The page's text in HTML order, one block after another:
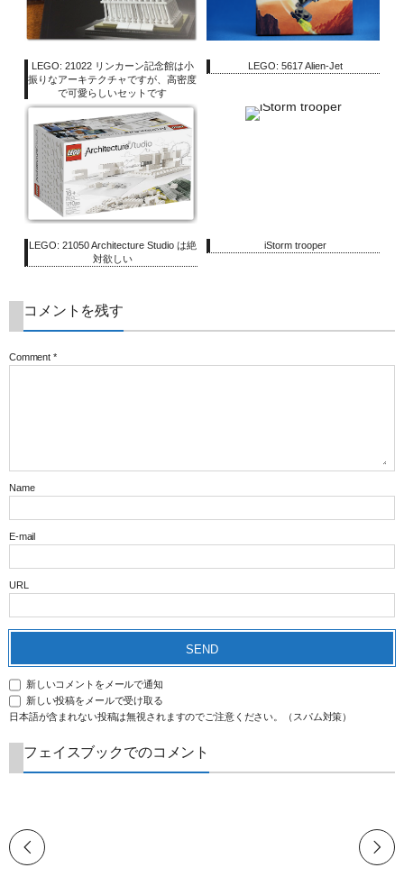
LEGO: 21022 リンカーン記念館は小
振りなアーキテクチャですが、高密度
で可愛らしいセットです
LEGO: 5617 Alien-Jet
LEGO: 21050 Architecture Studio は絶
対欲しい
iStorm trooper
コメントを残す
Comment *
Name
E-mail
URL
新しいコメントをメールで通知
新しい投稿をメールで受け取る
日本語が含まれない投稿は無視されますのでご注意ください。（スパム対策）
フェイスブックでのコメント